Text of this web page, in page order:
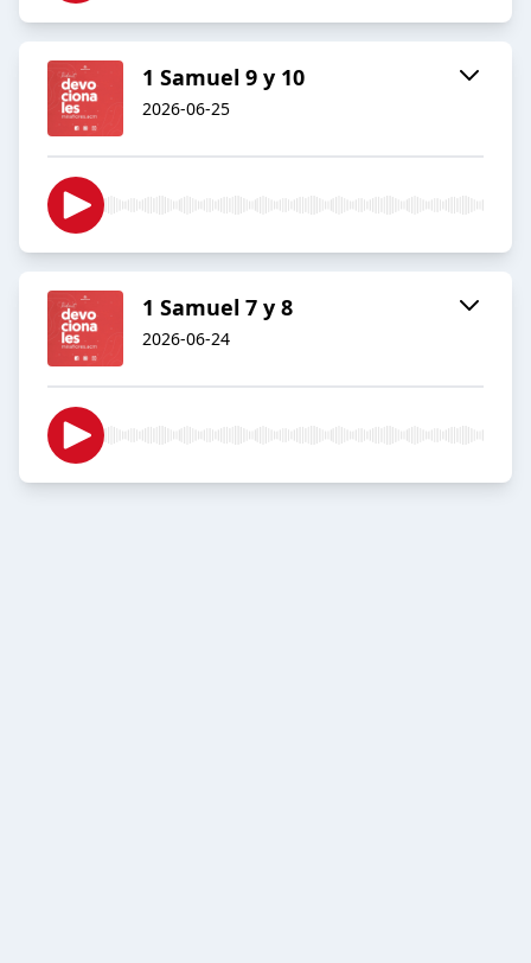
1 Samuel 9 y 10
2026-06-25
1 Samuel 7 y 8
2026-06-24